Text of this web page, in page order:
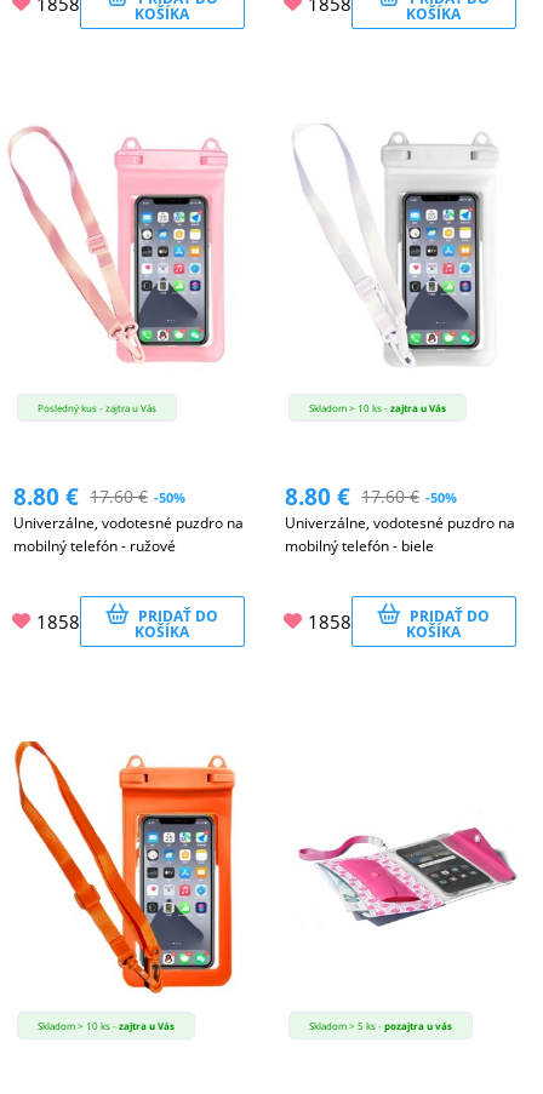
KOŠÍKA KOŠÍKA
Posledný kus - zajtra u Vás
8.80€ 17.60€ -50%
Univerzálne, vodotesné puzdro na
mobilný telefón - ružové
1858 PRIDAŤ DO
KOŠÍKA
Skladom > 10 ks -zajtra u Vás
8.80€ 17.60€ -50%
Univerzálne, vodotesné puzdro na
mobilný telefón - biele
1858 PRIDAŤ DO
KOŠÍKA
Skladom > 10 ks -zajtra u Vás Skladom > 5 ks -pozajtra u vás